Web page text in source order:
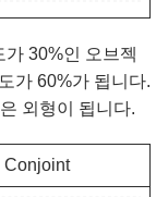
30%인 오브젝
가 60%가 됩니다.
외형이 됩니다.
Conjoint